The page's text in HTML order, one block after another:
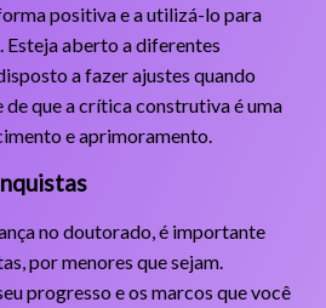
positiva e a utilizá-lo para
Esteja aberto a diferentes
a fazer ajustes quando
de que a crítica construtiva é uma
e aprimoramento.
no doutorado, é importante
por menores que sejam.
progresso e os marcos que você